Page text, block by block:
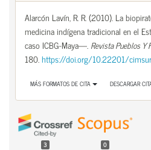
Alarcón Lavín, R. R. (2010). La
medicina indígena tradicional en el
caso ICBG-Maya—. Revista Pueblos Y
180.https://doi.org/10.22201/
MÁS FORMATOS DE CITA DESCARGAR
3 0